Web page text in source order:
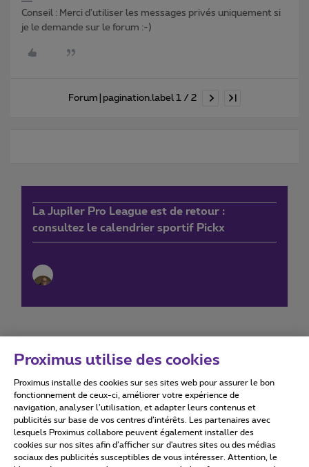
Conseil : Merci d'utiliser les messages privés uniquement si
je le demande sur le forum :-)
Forum|pagination.label 1 / 2
La Jupiler Pro League est de retour :
consultez le calendrier sportif Pickx
Conditions d'utilisation Accessibility statement
Tous droits réservés. © 2026
Proximus utilise des cookies
Proximus installe des cookies sur ses sites web pour assurer le bon
fonctionnement de ceux-ci, améliorer votre expérience de
navigation, analyser l’utilisation, et adapter leurs contenus et
publicités sur base de vos centres d’intérêts. Les partenaires avec
lesquels Proximus collabore peuvent également installer des
cookies sur nos sites afin d’afficher sur d'autres sites ou des médias
sociaux des publicités susceptibles de vous intéresser. Attention, le